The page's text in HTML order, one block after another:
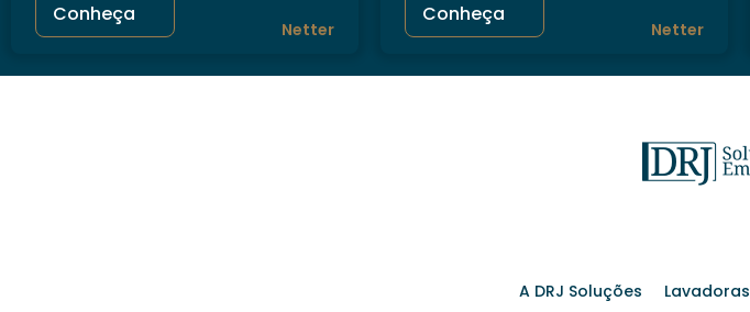
Conheça
Netter
Conheça
Netter
A DRJ Soluções Lavadoras